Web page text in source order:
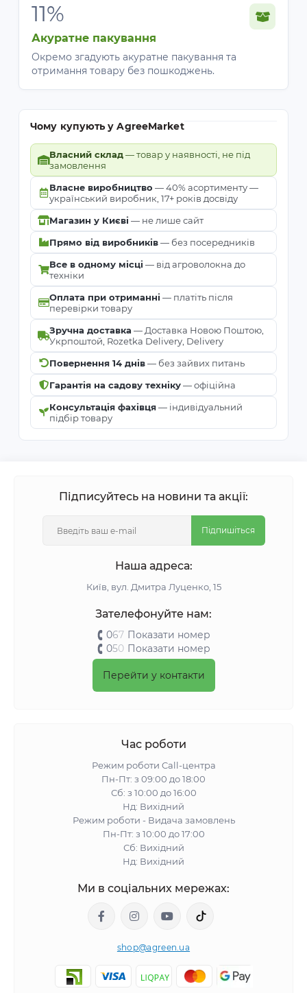
11%
Акуратне пакування
Окремо згадують акуратне пакування та
отримання товару без пошкоджень.
Чому купують у AgreeMarket
Власний склад— товар у наявності, не під
замовлення
Власне виробництво — 40% асортименту —
український виробник, 17+ років досвіду
Магазин у Києві— не лише сайт
Прямо від виробників— без посередників
Все в одному місці— від агроволокна до
техніки
Оплата при отриманні— платіть після
перевірки товару
Зручна доставка — Доставка Новою Поштою,
Укрпоштой, Rozetka Delivery, Delivery
Повернення 14 днів— без зайвих питань
Гарантія на садову техніку— офіційна
Консультація фахівця— індивідуальний
підбір товару
Підписуйтесь на новини та акції:
Підпишіться
Наша адреса:
Київ, вул. Дмитра Луценко, 15
Зателефонуйте нам:
067 Показати номер
050 Показати номер
Перейти у контакти
Час роботи
Режим роботи Call-центра
Пн-Пт: з 09:00 до 18:00
Сб: з 10:00 до 16:00
Нд: Вихідний
Режим роботи - Видача замовлень
Пн-Пт: з 10:00 до 17:00
Сб: Вихідний
Нд: Вихідний
Ми в соціальних мережах:
shop@agreen.ua